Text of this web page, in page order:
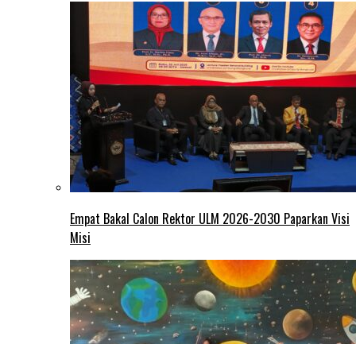
Empat Bakal Calon Rektor ULM 2026-2030 Paparkan Visi
Misi